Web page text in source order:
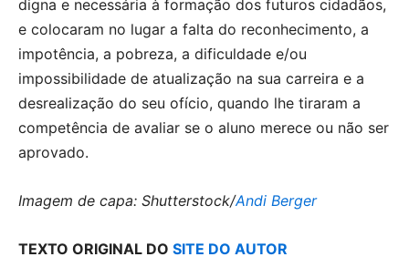
digna e necessária à formação dos futuros cidadãos,
e colocaram no lugar a falta do reconhecimento, a
impotência, a pobreza, a dificuldade e/ou
impossibilidade de atualização na sua carreira e a
desrealização do seu ofício, quando lhe tiraram a
competência de avaliar se o aluno merece ou não ser
aprovado.
Imagem de capa: Shutterstock/Andi Berger
TEXTO ORIGINAL DO SITE DO AUTOR